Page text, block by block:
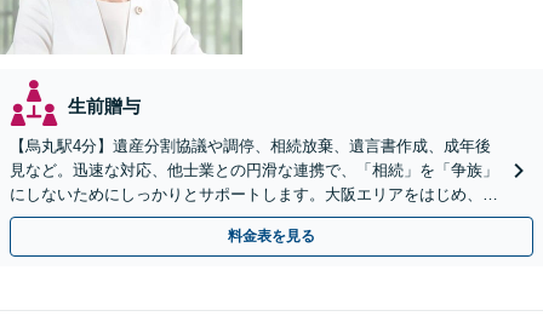
生前贈与
【烏丸駅4分】遺産分割協議や調停、相続放棄、遺言書作成、成年後
見など。迅速な対応、他士業との円滑な連携で、「相続」を「争族」
にしないためにしっかりとサポートします。大阪エリアをはじめ、出
張相談も対応します【Web面談可】【初回相談無料】
料金表を見る